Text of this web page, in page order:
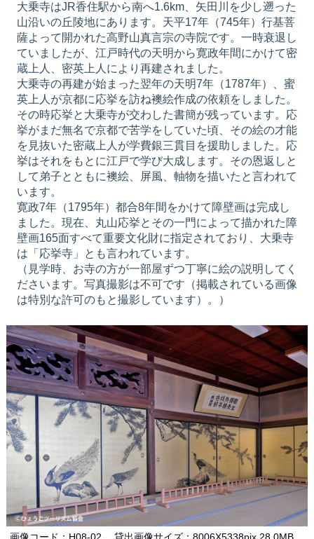
大乗寺はJR香住駅から南へ1.6km、矢田川を少し遡った
山沿いの丘陵地にあります。天平17年（745年）行基菩
薩よって開かれた高野山真言宗の寺院です。一時衰退し
ていましたが、江戸時代の天明から寛政年間にかけて密
蔵上人、密英上人により再建されました。
大乗寺の再建が始まった翌年の天明7年（1787年）、蜜
英上人が京都に応挙を訪ね襖絵作成の依頼をしました。
その時応挙と大乗寺が交わした書簡が残っています。応
挙がまだ無名で京都で苦学をしていた頃、その絵の才能
を見抜いた密蔵上人が学費銀三貫目を援助しました。応
挙はそれをもとに江戸で学び大成します。その恩返しと
して弟子とともに襖絵、屏風、軸物を描いたと言われて
います。
寛政7年（1795年）都合8年間をかけて障壁画は完成し
ました。現在、丸山応挙とその一門によって描かれた障
壁画165面すべて重要文化財に指定されており、大乗寺
は「応挙寺」とも言われています。
（見学時、お寺の方が一部屋ずつ丁寧に絵の説明してく
ださいます。写真撮影は不可です（掲載されている画像
は特別な許可のもと撮影しています）。）